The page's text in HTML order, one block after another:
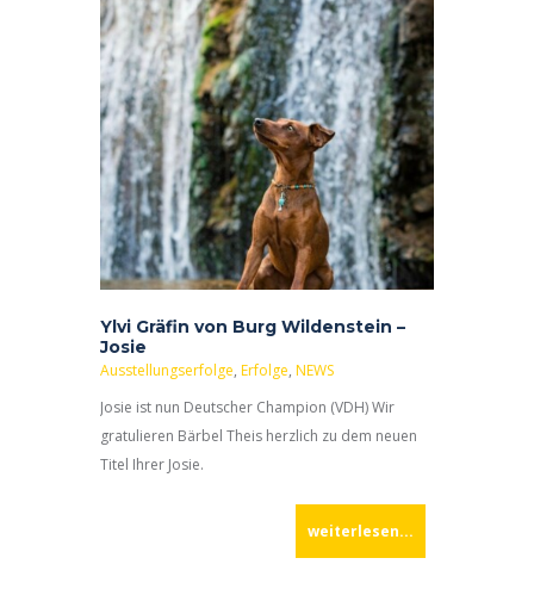
Ylvi Gräfin von Burg Wildenstein –
Josie
Ausstellungserfolge, Erfolge, NEWS
Josie ist nun Deutscher Champion (VDH) Wir
gratulieren Bärbel Theis herzlich zu dem neuen
Titel Ihrer Josie.
weiterlesen...